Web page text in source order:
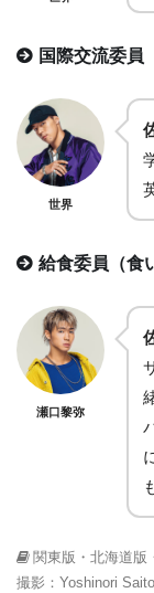
国際交流委員
世界
給食委員（食
瀬口黎弥
関東版・北海道版
撮影：Yoshinori Saito